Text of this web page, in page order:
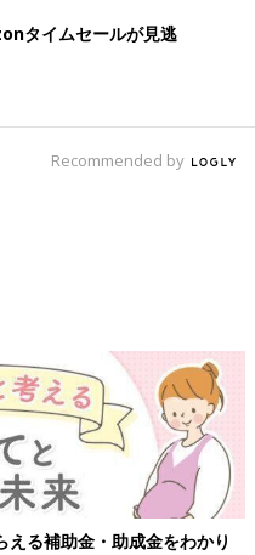
タイムセールが見逃
Recommended by
接種できるものも】妊婦の感